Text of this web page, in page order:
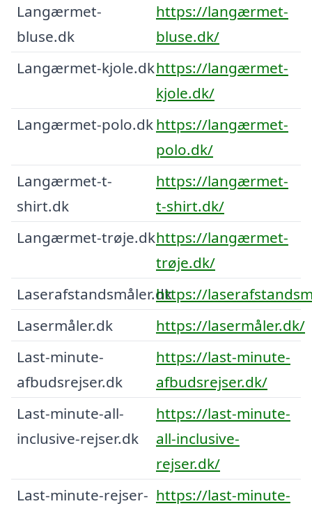
Langærmet-
bluse.dk
https://langærmet-
bluse.dk/
Langærmet-kjole.dkhttps://langærmet-
kjole.dk/
Langærmet-polo.dkhttps://langærmet-
polo.dk/
Langærmet-t-
shirt.dk
https://langærmet-
t-shirt.dk/
Langærmet-trøje.dkhttps://langærmet-
trøje.dk/
Laserafstandsmåler.dkhttps://
Lasermåler.dk
https://lasermåler.dk/
Last-minute-
afbudsrejser.dk
https://last-minute-
afbudsrejser.dk/
Last-minute-all-
inclusive-rejser.dk
https://last-minute-
all-inclusive-
rejser.dk/
Last-minute-rejser- https://last-minute-